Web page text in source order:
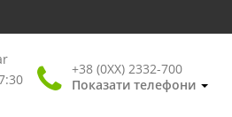
+38 (0XX) 2332-700
Показати телефони